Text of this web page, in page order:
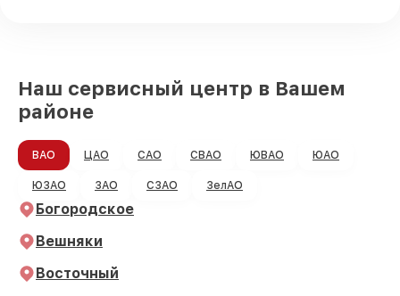
Наш сервисный центр в Вашем
районе
ВАО ЦАО САО СВАО ЮВАО ЮАО
ЮЗАО ЗАО СЗАО ЗелАО
Богородское
Вешняки
Восточный